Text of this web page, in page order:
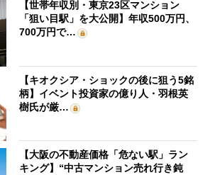
【世帯年収別・東京23区マンション
「狙い目駅」を大公開】年収500万円、
700万円で…
【キオクシア・ショックの後に狙う5銘
柄】イベント投資家の億り人・羽根英
樹氏が厳…
【大阪の不動産価格「危ない駅」ラン
キング】“中古マンション売れ行き鈍